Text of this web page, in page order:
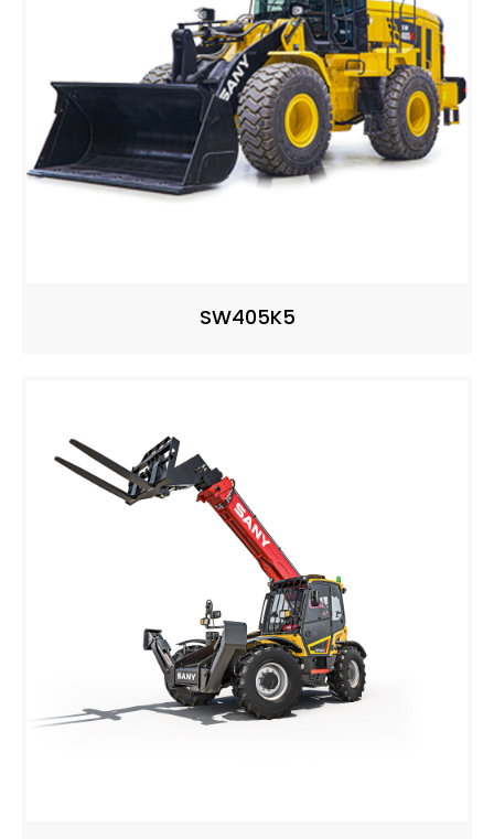
SW405K5